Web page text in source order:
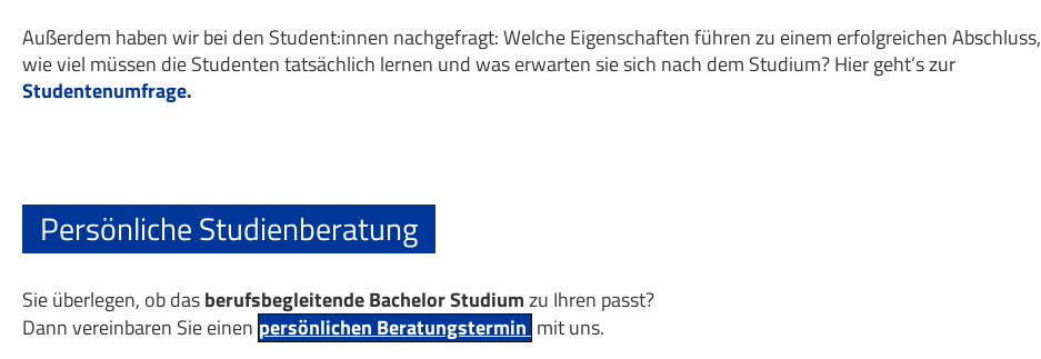
Außerdem haben wir bei den Student:innen nachgefragt: Welche Eigenschaften führen zu einem erfolgreichen Abschluss,
wie viel müssen die Studenten tatsächlich lernen und was erwarten sie sich nach dem Studium? Hier geht’s zur
Studentenumfrage.
Persönliche Studienberatung
Sie überlegen, ob dasberufsbegleitende Bachelor Studiumzu Ihren passt?
Dann vereinbaren Sie einen persönlichen Beratungstermin mit uns.